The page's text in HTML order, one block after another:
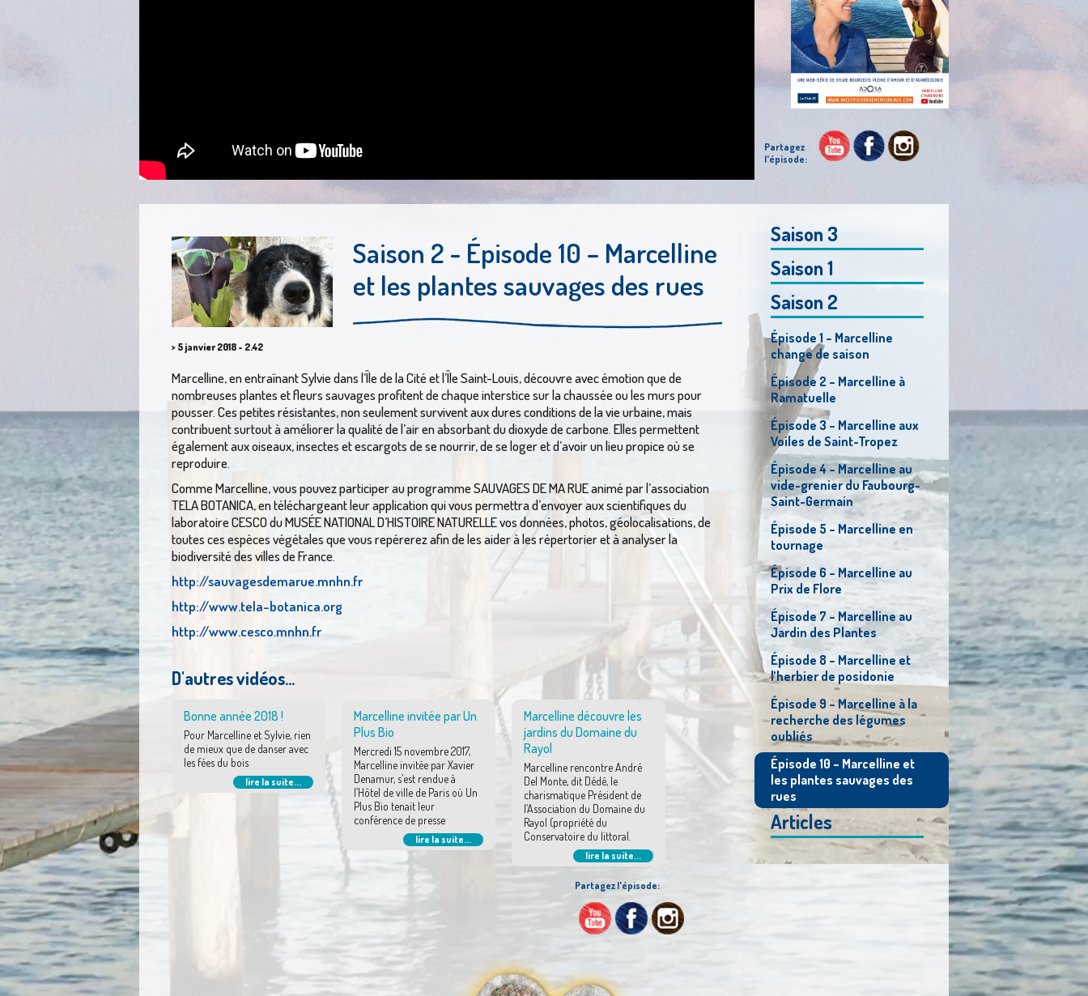
Partagez
l'épisode:
Saison 2 - Épisode 10 – Marcelline
et les plantes sauvages des rues
> 5 janvier 2018 - 2.42
Marcelline, en entraînant Sylvie dans l’Île de la Cité et l’Île Saint-Louis, découvre avec émotion que de
nombreuses plantes et fleurs sauvages profitent de chaque interstice sur la chaussée ou les murs pour
pousser. Ces petites résistantes, non seulement survivent aux dures conditions de la vie urbaine, mais
contribuent surtout à améliorer la qualité de l’air en absorbant du dioxyde de carbone. Elles permettent
également aux oiseaux, insectes et escargots de se nourrir, de se loger et d’avoir un lieu propice où se
reproduire.
Comme Marcelline, vous pouvez participer au programme SAUVAGES DE MA RUE animé par l’association
TELA BOTANICA, en téléchargeant leur application qui vous permettra d’envoyer aux scientifiques du
laboratoire CESCO du MUSÉE NATIONAL D’HISTOIRE NATURELLE vos données, photos, géolocalisations, de
toutes ces espèces végétales que vous repérerez afin de les aider à les répertorier et à analyser la
biodiversité des villes de France.
http://sauvagesdemarue.mnhn.fr
http://www.tela-botanica.org
http://www.cesco.mnhn.fr
D'autres vidéos...
Bonne année 2018 !
Pour Marcelline et Sylvie, rien
de mieux que de danser avec
les fées du bois
lire la suite...
Marcelline invitée par Un
Plus Bio
Mercredi 15 novembre 2017,
Marcelline invitée par Xavier
Denamur, s’est rendue à
l’Hôtel de ville de Paris où Un
Plus Bio tenait leur
conférence de presse
lire la suite...
Marcelline découvre les
jardins du Domaine du
Rayol
Marcelline rencontre André
Del Monte, dit Dédé, le
charismatique Président de
l’Association du Domaine du
Rayol (propriété du
Conservatoire du littoral.
lire la suite...
Partagez l'épisode:
Saison 3
Saison 1
Saison 2
Épisode 1 – Marcelline
change de saison
Épisode 2 – Marcelline à
Ramatuelle
Épisode 3 – Marcelline aux
Voiles de Saint-Tropez
Épisode 4 – Marcelline au
vide-grenier du Faubourg-
Saint-Germain
Épisode 5 – Marcelline en
tournage
Épisode 6 – Marcelline au
Prix de Flore
Épisode 7 – Marcelline au
Jardin des Plantes
Épisode 8 – Marcelline et
l’herbier de posidonie
Épisode 9 – Marcelline à la
recherche des légumes
oubliés
Épisode 10 – Marcelline et
les plantes sauvages des
rues
Articles